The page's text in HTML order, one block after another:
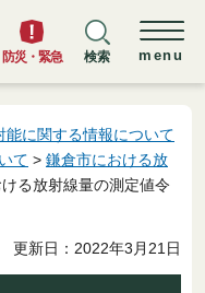
防災・緊急 検索 menu
能に関する情報について
て > 鎌倉市における放
る放射線量の測定値令
更新日：2022年3月21日